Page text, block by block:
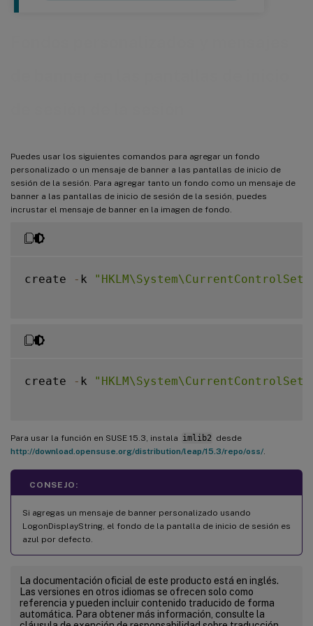
Puedes usar los siguientes comandos para agregar un fondo
personalizado o un mensaje de banner a las pantallas de inicio de
sesión de la sesión. Para agregar tanto un fondo como un mensaje de
banner a las pantallas de inicio de sesión de la sesión, puedes
incrustar el mensaje de banner en la imagen de fondo.
create - k
create - k
Para usar la función en SUSE 15.3, instala imlib2 desde
http://download.opensuse.org/distribution/leap/15.3/repo/oss/
CONSEJO:
Si agregas un mensaje de banner personalizado usando
LogonDisplayString, el fondo de la pantalla de inicio de sesión es
azul por defecto.
La documentación oficial de este producto está en inglés.
Las versiones en otros idiomas se ofrecen solo como
referencia y pueden incluir contenido traducido de forma
automática. Para obtener más información, consulte la